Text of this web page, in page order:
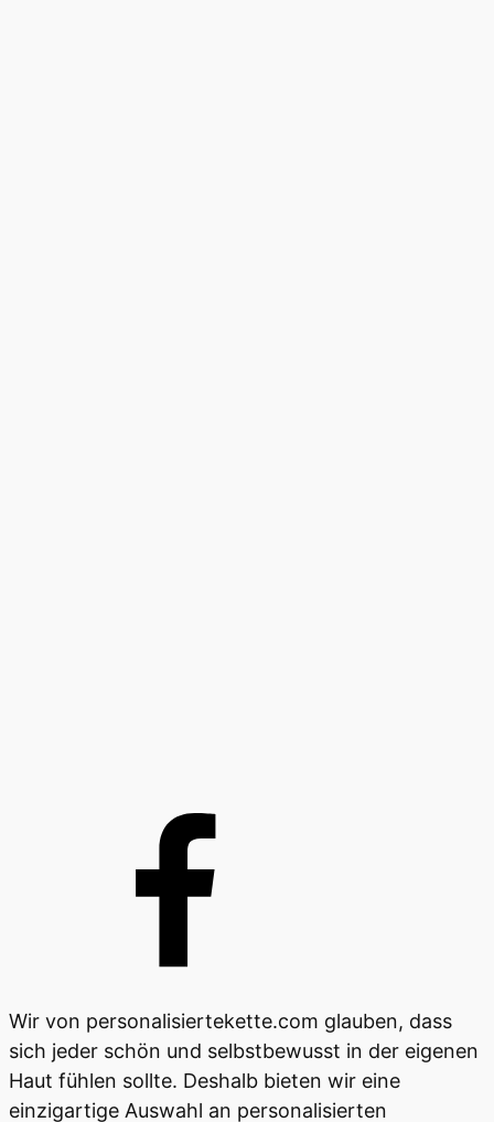
Wir von personalisiertekette.com glauben, dass
sich jeder schön und selbstbewusst in der eigenen
Haut fühlen sollte. Deshalb bieten wir eine
einzigartige Auswahl an personalisierten